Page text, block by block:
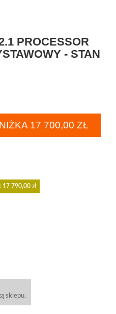
PROCESSOR
- STAN
17 700,00 ZŁ
17 790,00 zł
sklepu.